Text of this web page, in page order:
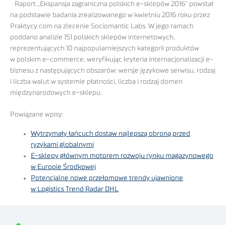
Raport „Ekspansja zagraniczna polskich e-sklepów 2016” powstał
na podstawie badania zrealizowanego w kwietniu 2016 roku przez
Praktycy.com na zlecenie Sociomantic Labs. W jego ramach
poddano analizie 151 polskich sklepów internetowych,
reprezentujących 10 najpopularniejszych kategorii produktów
w polskim e-commerce, weryfikując kryteria internacjonalizacji e-
biznesu z następujących obszarów: wersje językowe serwisu, rodzaj
i liczba walut w systemie płatności, liczba i rodzaj domen
międzynarodowych e-sklepu.
Powiązane wpisy:
Wytrzymały łańcuch dostaw najlepszą obroną przed
ryzykami globalnymi
E-sklepy głównym motorem rozwoju rynku magazynowego
w Europie Środkowej
Potencjalne nowe przełomowe trendy ujawnione
w Logistics Trend Radar DHL